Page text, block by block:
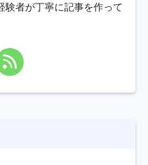
験者が丁寧に記事を作って